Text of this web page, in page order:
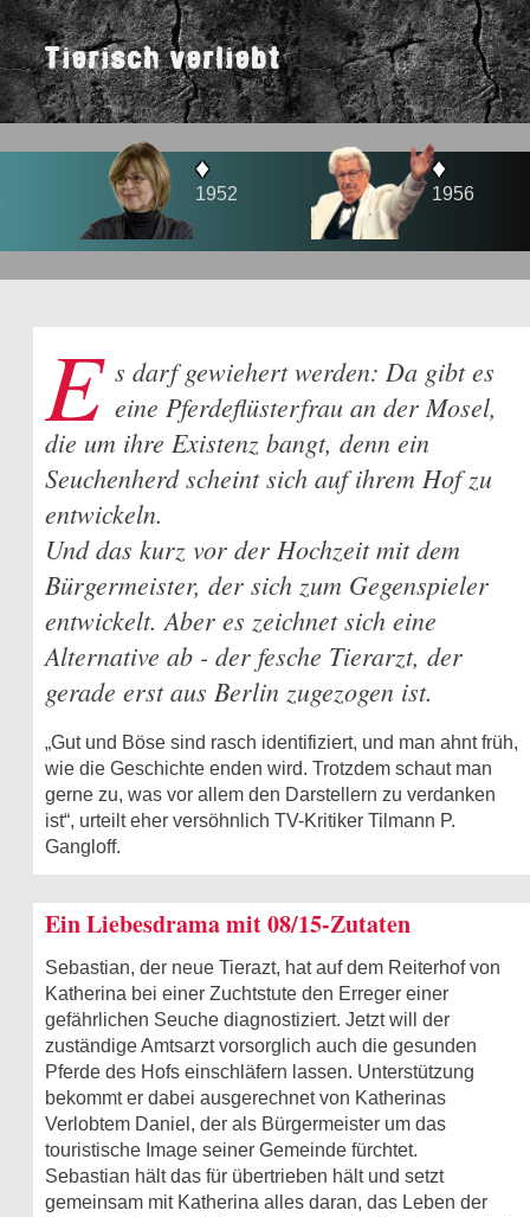
Tierisch verliebt
1952
♦
1956
E s darf gewiehert werden: Da gibt es
eine Pferdeflüsterfrau an der Mosel,
die um ihre Existenz bangt, denn ein
Seuchenherd scheint sich auf ihrem Hof zu
entwickeln.
Und das kurz vor der Hochzeit mit dem
Bürgermeister, der sich zum Gegenspieler
entwickelt. Aber es zeichnet sich eine
Alternative ab - der fesche Tierarzt, der
gerade erst aus Berlin zugezogen ist.
„Gut und Böse sind rasch identifiziert, und man ahnt früh,
wie die Geschichte enden wird. Trotzdem schaut man
gerne zu, was vor allem den Darstellern zu verdanken
ist“, urteilt eher versöhnlich TV-Kritiker Tilmann P.
Gangloff.
Ein Liebesdrama mit 08/15-Zutaten
Sebastian, der neue Tierazt, hat auf dem Reiterhof von
Katherina bei einer Zuchtstute den Erreger einer
gefährlichen Seuche diagnostiziert. Jetzt will der
zuständige Amtsarzt vorsorglich auch die gesunden
Pferde des Hofs einschläfern lassen. Unterstützung
bekommt er dabei ausgerechnet von Katherinas
Verlobtem Daniel, der als Bürgermeister um das
touristische Image seiner Gemeinde fürchtet.
Sebastian hält das für übertrieben hält und setzt
gemeinsam mit Katherina alles daran, das Leben der